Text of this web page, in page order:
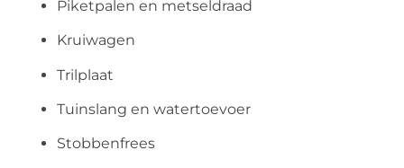
Piketpalen en metseldraad
Kruiwagen
Trilplaat
Tuinslang en watertoevoer
Stobbenfrees